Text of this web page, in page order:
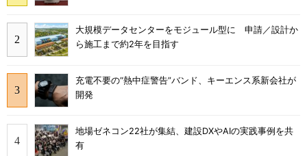
大規模データセンターをモジュール型に 申請／設計か
ら施工まで約2年を目指す
充電不要の“熱中症警告”バンド、キーエンス系新会社が
開発
地場ゼネコン22社が集結、建設DXやAIの実践事例を共
有